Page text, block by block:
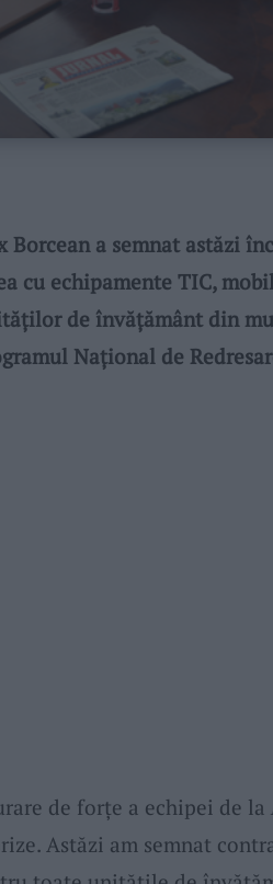
Borcean a semnat astăzi
cu echipamente TIC,
de învățământ din
Național de
de forțe a echipei de la
Astăzi am semnat